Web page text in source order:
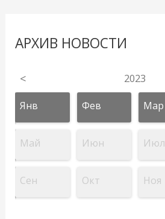
АРХИВ НОВОСТИ
< 2023
Янв Фев Мар
Май Июн Июл
Сен Окт Ноя